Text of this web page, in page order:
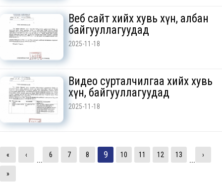
Веб сайт хийх хувь хүн, албан
байгууллагуудад
2025-11-18
Видео сурталчилгаа хийх хувь
хүн, байгууллагуудад
2025-11-18
« ‹
...
6 7 8 9 10 11 12 13
...
›
»